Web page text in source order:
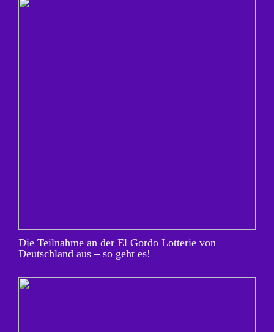
Die Teilnahme an der El Gordo Lotterie von
Deutschland aus – so geht es!